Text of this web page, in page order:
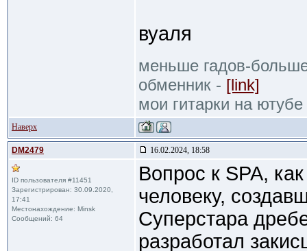
вуаля
меньше гадов-
обменник - [link]
мои гитарки на
Наверх
DM2479 16.02.2024, 18:58
ID пользователя #11451
Зарегистрирован: 30.09.2020,
17:41
Местонахождение: Minsk
Сообщений: 64
Вопрос к SPA,
человеку,
Суперстара
разработал